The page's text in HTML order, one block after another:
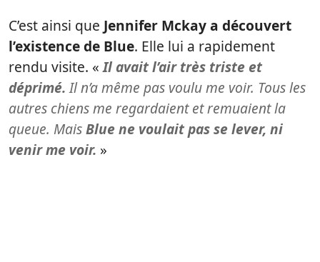
C’est ainsi que Jennifer Mckay a découvert
l’existence de Blue. Elle lui a rapidement
rendu visite. «Il avait l’air très triste et
déprimé.Il n’a même pas voulu me voir. Tous les
autres chiens me regardaient et remuaient la
queue. MaisBlue ne voulait pas se lever, ni
venir me voir. »